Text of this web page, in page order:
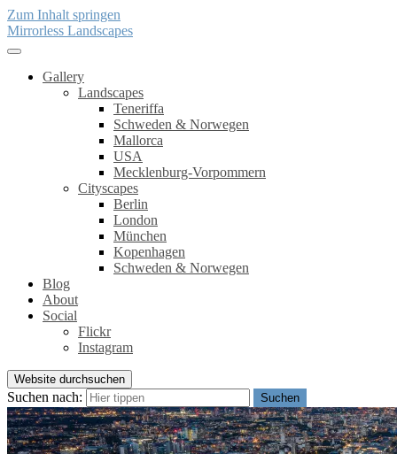
Zum Inhalt springen
Mirrorless Landscapes
Gallery
Landscapes
Teneriffa
Schweden & Norwegen
Mallorca
USA
Mecklenburg-Vorpommern
Cityscapes
Berlin
London
München
Kopenhagen
Schweden & Norwegen
Blog
About
Social
Flickr
Instagram
Website durchsuchen
Suchen nach: Suchen